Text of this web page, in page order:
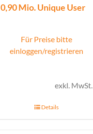
0,90 Mio. Unique User
Für Preise bitte
einloggen/registrieren
exkl. MwSt.
Details